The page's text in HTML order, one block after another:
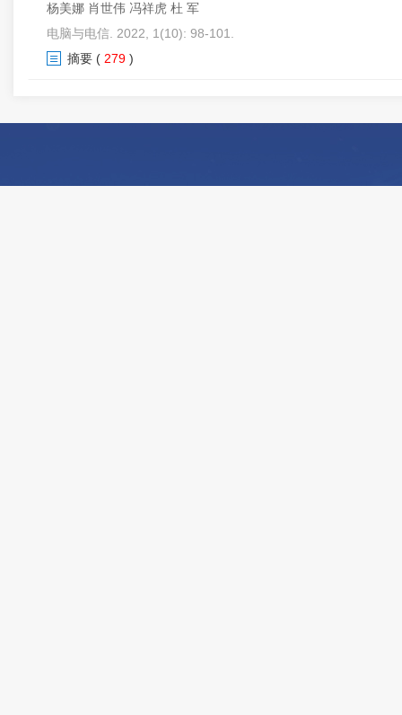
杨美娜 肖世伟 冯祥虎 杜 军
电脑与电信. 2022, 1(10): 98-101.
摘要 ( 279 )